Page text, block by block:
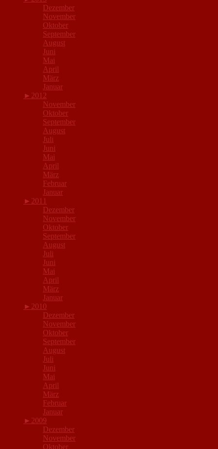
Dezember
November
Oktober
September
August
Juni
Mai
April
März
Januar
► 2012
November
Oktober
September
August
Juli
Juni
Mai
April
März
Februar
Januar
► 2011
Dezember
November
Oktober
September
August
Juli
Juni
Mai
April
März
Januar
► 2010
Dezember
November
Oktober
September
August
Juli
Juni
Mai
April
März
Februar
Januar
► 2009
Dezember
November
Oktober